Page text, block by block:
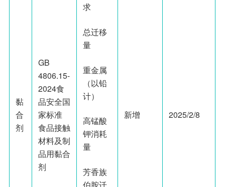
黏
合
剂
GB
4806.15-
2024食
品安全国
家标准
食品接触
材料及制
品用黏合
剂
求
总迁移
量
重金属
（以铅
计）
高锰酸
钾消耗
量
芳香族
新增 2025/2/8